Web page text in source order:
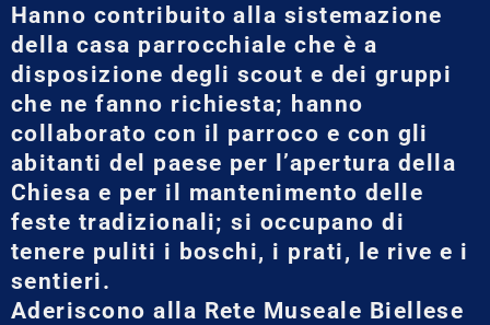
Hanno contribuito alla sistemazione
della casa parrocchiale che è a
disposizione degli scout e dei gruppi
che ne fanno richiesta; hanno
collaborato con il parroco e con gli
abitanti del paese per l’apertura della
Chiesa e per il mantenimento delle
feste tradizionali; si occupano di
tenere puliti i boschi, i prati, le rive e i
sentieri.
Aderiscono alla Rete Museale Biellese